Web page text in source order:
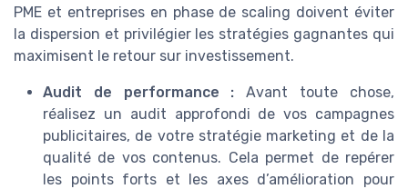
PME et entreprises en phase de scaling doivent éviter
la dispersion et privilégier les stratégies gagnantes qui
maximisent le retour sur investissement.
Audit de performance : Avant toute chose,
réalisez un audit approfondi de vos campagnes
publicitaires, de votre stratégie marketing et de la
qualité de vos contenus. Cela permet de repérer
les points forts et les axes d’amélioration pour